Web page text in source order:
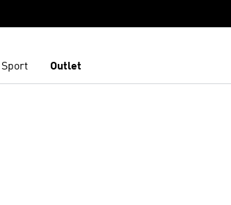
Sport Outlet